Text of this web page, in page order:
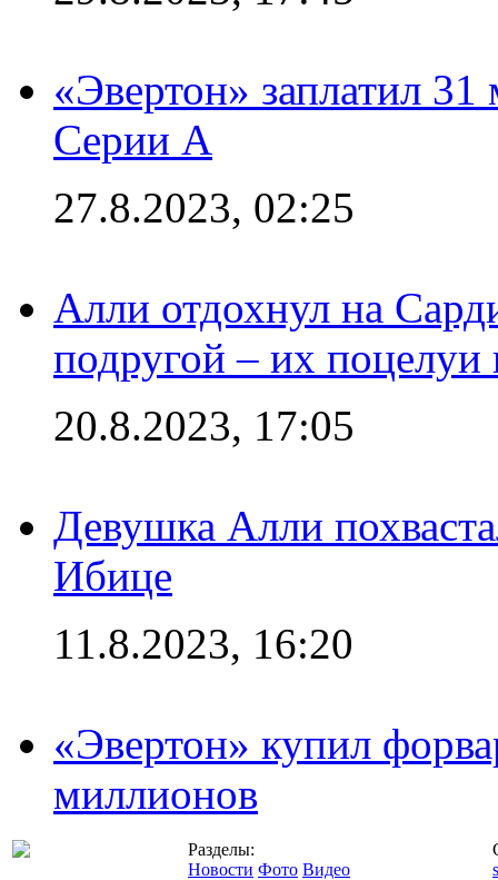
«Эвертон» заплатил
Серии А
27.8.2023, 02:25
Алли отдохнул на
подругой – их поцелуи
20.8.2023, 17:05
Девушка Алли
Ибице
11.8.2023, 16:20
«Эвертон» купил
миллионов
Разделы:
Новости Фото Видео